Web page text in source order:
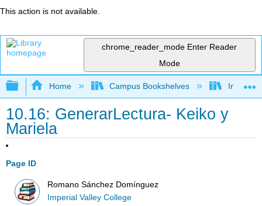
This action is not available.
chrome_reader_mode Enter Reader
Mode
Expand/collapse global hierarchy
Home Campus Bookshelves Imperial
10.16: GenerarLectura- Keiko y
Mariela
Page ID
Romano Sánchez Domínguez
Imperial Valley College